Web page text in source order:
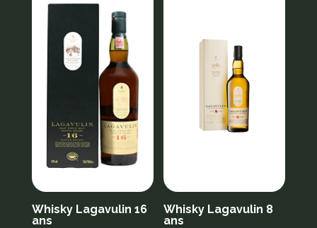
Whisky Lagavulin 16
ans
Whisky Lagavulin 8
ans